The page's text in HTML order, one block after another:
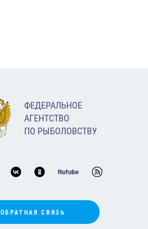
ФЕДЕРАЛЬНОЕ
АГЕНТСТВО
ПО РЫБОЛОВСТВУ
ОБРАТНАЯ СВЯЗЬ